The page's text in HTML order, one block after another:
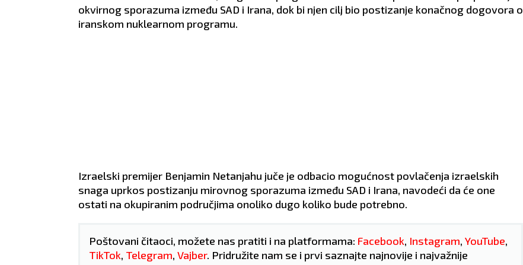
okvirnog sporazuma između SAD i Irana, dok bi njen cilj bio postizanje konačnog dogovora o
iranskom nuklearnom programu.
Izraelski premijer Benjamin Netanjahu juče je odbacio mogućnost povlačenja izraelskih
snaga uprkos postizanju mirovnog sporazuma između SAD i Irana, navodeći da će one
ostati na okupiranim područjima onoliko dugo koliko bude potrebno.
Poštovani čitaoci, možete nas pratiti i na platformama: Facebook, Instagram, YouTube,
TikTok, Telegram, Vajber. Pridružite nam se i prvi saznajte najnovije i najvažnije
ZDRAVLJE:Alergija.
ZDRAVLJE: Zubobolja.
ZDRAVLJE:Odlično.